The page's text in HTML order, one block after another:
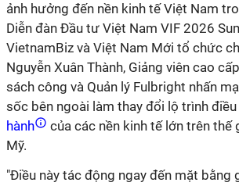
ảnh hưởng đến nền kinh tế Việt Nam
Diễn đàn Đầu tư Việt Nam VIF 2026
VietnamBiz và Việt Nam Mới tổ chức
Nguyễn Xuân Thành, Giảng viên cao
sách công và Quản lý Fulbright nhấn
sốc bên ngoài làm thay đổi lộ trình
hành
của các nền kinh tế lớn trên thế
Mỹ.
"Điều này tác động ngay đến mặt bằng